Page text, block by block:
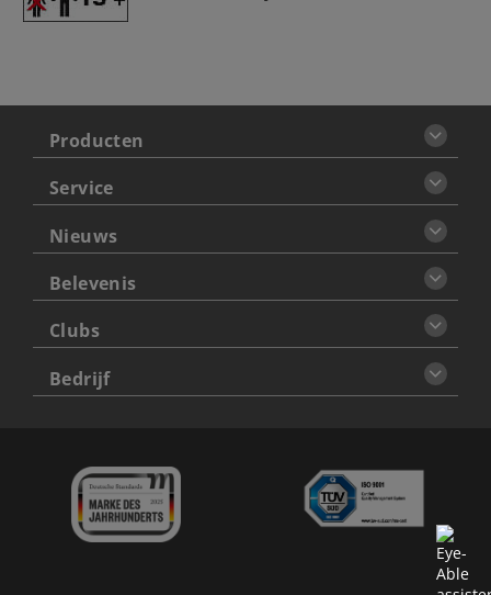
Producten
Service
Nieuws
Belevenis
Clubs
Bedrijf